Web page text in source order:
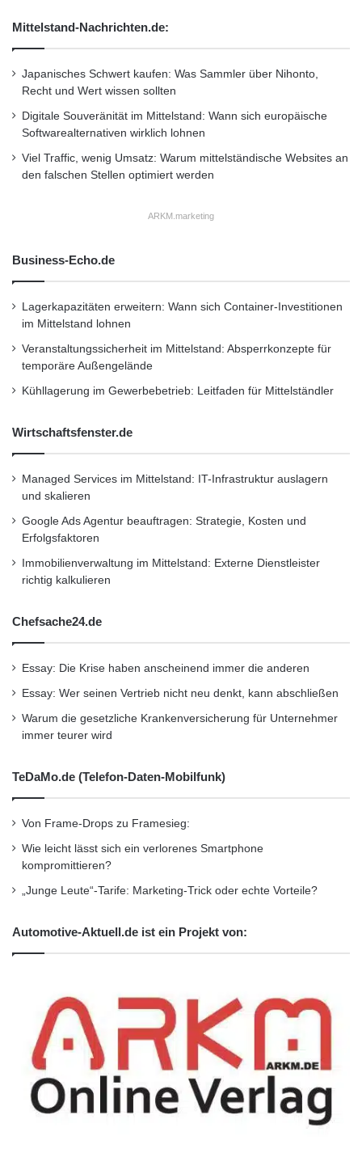
Mittelstand-Nachrichten.de:
Japanisches Schwert kaufen: Was Sammler über Nihonto,
Recht und Wert wissen sollten
Digitale Souveränität im Mittelstand: Wann sich europäische
Softwarealternativen wirklich lohnen
Viel Traffic, wenig Umsatz: Warum mittelständische Websites an
den falschen Stellen optimiert werden
ARKM.marketing
Business-Echo.de
Lagerkapazitäten erweitern: Wann sich Container-Investitionen
im Mittelstand lohnen
Veranstaltungssicherheit im Mittelstand: Absperrkonzepte für
temporäre Außengelände
Kühllagerung im Gewerbebetrieb: Leitfaden für Mittelständler
Wirtschaftsfenster.de
Managed Services im Mittelstand: IT-Infrastruktur auslagern
und skalieren
Google Ads Agentur beauftragen: Strategie, Kosten und
Erfolgsfaktoren
Immobilienverwaltung im Mittelstand: Externe Dienstleister
richtig kalkulieren
Chefsache24.de
Essay: Die Krise haben anscheinend immer die anderen
Essay: Wer seinen Vertrieb nicht neu denkt, kann abschließen
Warum die gesetzliche Krankenversicherung für Unternehmer
immer teurer wird
TeDaMo.de (Telefon-Daten-Mobilfunk)
Von Frame-Drops zu Framesieg:
Wie leicht lässt sich ein verlorenes Smartphone
kompromittieren?
„Junge Leute“-Tarife: Marketing-Trick oder echte Vorteile?
Automotive-Aktuell.de ist ein Projekt von: